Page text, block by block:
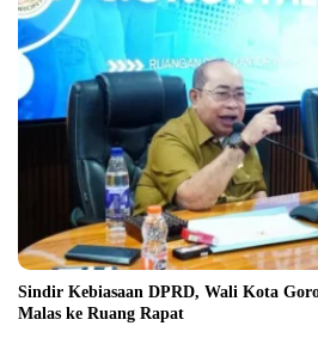
Sindir Kebiasaan DPRD, Wali Kota
Malas ke Ruang Rapat